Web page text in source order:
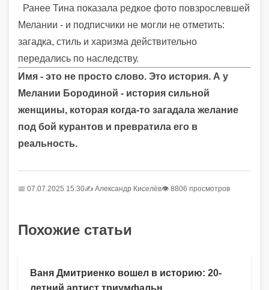
Ранее Тина показала редкое фото повзрослевшей
Мелании - и подписчики не могли не отметить:
загадка, стиль и харизма действительно
передались по наследству.
Имя - это не просто слово. Это история. А у
Мелании Бородиной - история сильной
женщины, которая когда-то загадала желание
под бой курантов и превратила его в
реальность.
📅 07.07.2025 15:30✍️ Александр Киселёв👁 8806 просмотров
Похожие статьи
Ваня Дмитриенко вошел в историю: 20-